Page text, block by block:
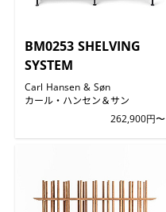
BM0253 SHELVING
SYSTEM
Carl Hansen & Søn
カール・ハンセン＆サン
262,900円〜